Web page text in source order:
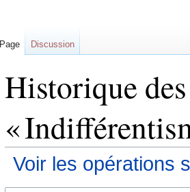
Historique
«
Voir les opérations
Page Discussion